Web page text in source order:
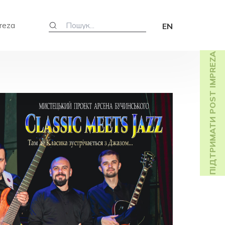
EN
ПІДТРИМАТИ POST IMPREZA